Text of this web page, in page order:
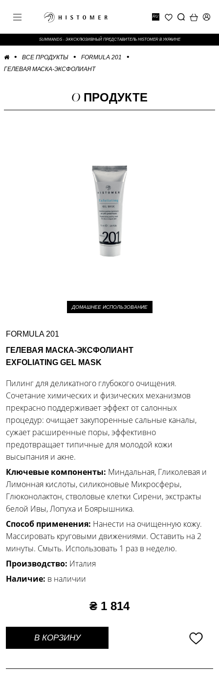
RU
SUMMANDS - ЭККСКЛЮЗИВНЫЙ ПРЕДСТАВИТЕЛЬ HISTOMER В УКРАИНЕ
ВСЕ ПРОДУКТЫ
FORMULA 201
ГЕЛЕВАЯ МАСКА-ЭКСФОЛИАНТ
О ПРОДУКТЕ
ДОМАШНЕЕ ИСПОЛЬЗОВАНИЕ
FORMULA 201
ГЕЛЕВАЯ МАСКА-ЭКСФОЛИАНТ
EXFOLIATING GEL MASK
Пилинг для деликатного глубокого очищения.
Сочетание химических и физических механизмов
прекрасно поддерживает эффект от салонных
процедур: очищает закупоренные сальные каналы,
сужает расширенные поры, эффективно
предотвращает типичные для молодой кожи
высыпания и акне.
Ключевые компоненты: Миндальная, Гликолевая и
Лимонная кислоты, силиконовые Микросферы,
Глюконолактон, стволовые клетки Сирени, экстракты
белой Ивы, Лопуха и Боярышника.
Способ применения: Нанести на очищенную кожу.
Массировать круговыми движениями. Оставить на 2
минуты. Смыть. Использовать 1 раз в неделю.
Производство: Италия
Наличие: в наличии
₴ 1 814
В КОРЗИНУ